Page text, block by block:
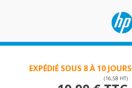
EXPÉDIÉ SOUS 8 À 10 JOURS
(16,58 HT)